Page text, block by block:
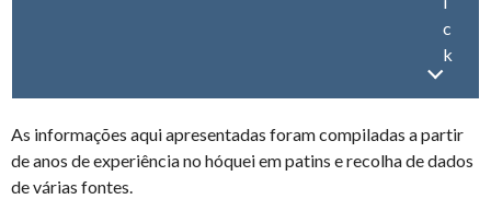
c
k
As informações aqui apresentadas foram compiladas a partir
de anos de experiência no hóquei em patins e recolha de dados
de várias fontes.